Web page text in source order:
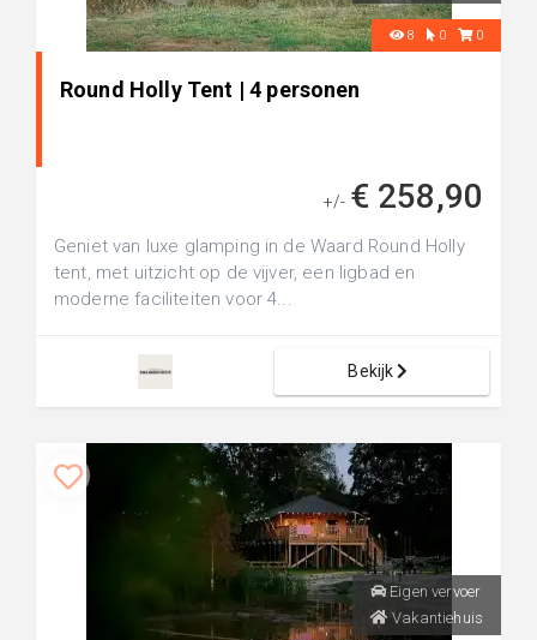
8 0 0
Round Holly Tent | 4 personen
+/- € 258,90
Geniet van luxe glamping in de Waard Round Holly
tent, met uitzicht op de vijver, een ligbad en
moderne faciliteiten voor 4...
Bekijk
Eigen vervoer
Vakantiehuis